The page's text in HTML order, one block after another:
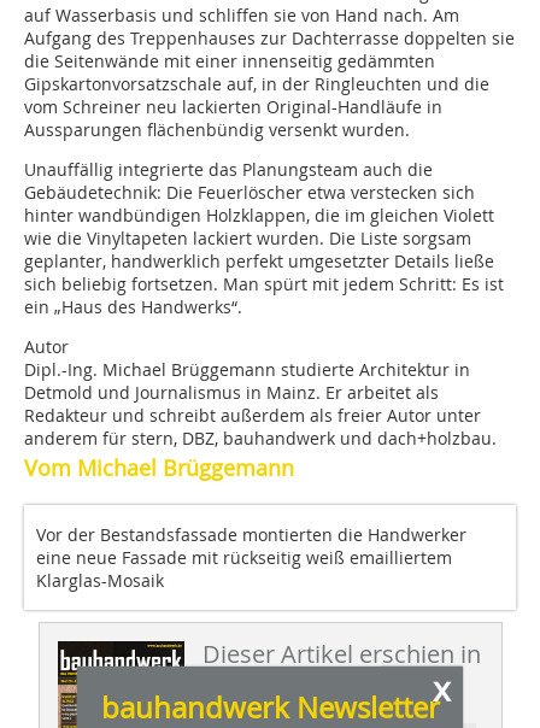
auf Wasserbasis und schliffen sie von Hand nach. Am
Aufgang des Treppenhauses zur Dachterrasse doppelten sie
die Seitenwände mit einer innenseitig gedämmten
Gipskartonvorsatzschale auf, in der Ringleuchten und die
vom Schreiner neu lackierten Original-Handläufe in
Aussparungen flächenbündig versenkt wurden.
Unauffällig integrierte das Planungsteam auch die
Gebäudetechnik: Die Feuerlöscher etwa verstecken sich
hinter wandbündigen Holzklappen, die im gleichen Violett
wie die Vinyltapeten lackiert wurden. Die Liste sorgsam
geplanter, handwerklich perfekt umgesetzter Details ließe
sich beliebig fortsetzen. Man spürt mit jedem Schritt: Es ist
ein „Haus des Handwerks“.
Autor
Dipl.-Ing. Michael Brüggemann studierte Architektur in
Detmold und Journalismus in Mainz. Er arbeitet als
Redakteur und schreibt außerdem als freier Autor unter
anderem für stern, DBZ, bauhandwerk und dach+holzbau.
Vom Michael Brüggemann
Vor der Bestandsfassade montierten die Handwerker
eine neue Fassade mit rückseitig weiß emailliertem
Klarglas-Mosaik
Dieser Artikel erschien in
BHW 10/2015 x
bauhandwerk Newsletter